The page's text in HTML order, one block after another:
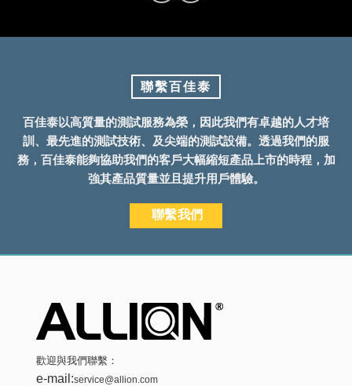
聯繫百佳泰
百佳泰以高質量的測試服務為榮，因此我們有卓越的人才培
訓、最先進的測試技術、及尖端的測試設備。透過我們的服
務，百佳泰能夠協助我們的客戶大幅縮短產品上市的時程，加
強其產品質量並且提升用戶體驗。
聯繫我們
歡迎與我們聯繫：
e-mail:service@allion.com